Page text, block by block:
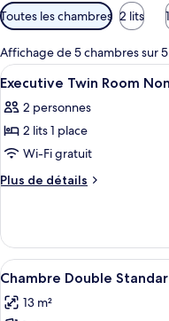
Filtres
disponibles
pour
les
chambres
Toutes les chambres 2 lits
Affichage de 5 chambres sur 5
Afficher
toutes
les
photos
pour
ce
chambre :
Executive
Twin
Room
1
Executive Twin Room
2 personnes
2 lits 1 place
Wi-Fi gratuit
Plus de détails
Plus
le
type
de
Executive
Afficher
toutes
les
6
Chambre Double
13 m²